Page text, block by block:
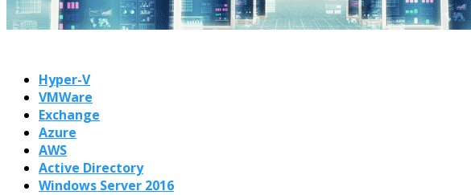
Hyper-V
VMWare
Exchange
Azure
AWS
Active Directory
Windows Server 2016